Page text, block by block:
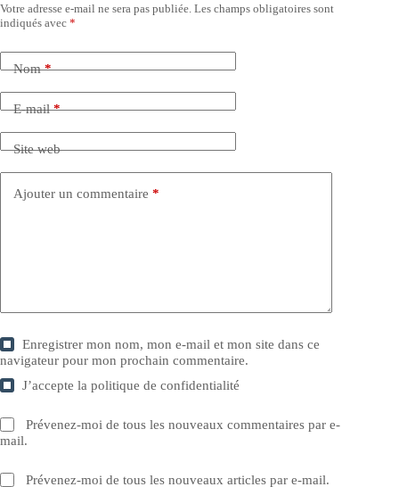
Votre adresse e-mail ne sera pas publiée. Les champs obligatoires sont
indiqués avec *
Nom*
E-mail*
Site web
Ajouter un commentaire *
Enregistrer mon nom, mon e-mail et mon site dans ce
navigateur pour mon prochain commentaire.
J’accepte lapolitique de confidentialité
Prévenez-moi de tous les nouveaux commentaires par e-
mail.
Prévenez-moi de tous les nouveaux articles par e-mail.